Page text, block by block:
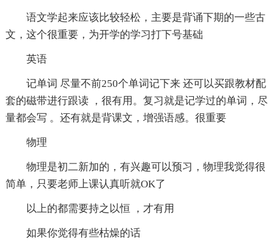
语文学起来应该比较轻松，主要是背诵下期的一些古
文，这个很重要，为开学的学习打下号基础
英语
记单词 尽量不前250个单词记下来 还可以买跟教材配
套的磁带进行跟读 ，很有用。复习就是记学过的单词，尽
量都会写 。还有就是背课文，增强语感。很重要
物理
物理是初二新加的，有兴趣可以预习，物理我觉得很
简单，只要老师上课认真听就OK了
以上的都需要持之以恒 ，才有用
如果你觉得有些枯燥的话